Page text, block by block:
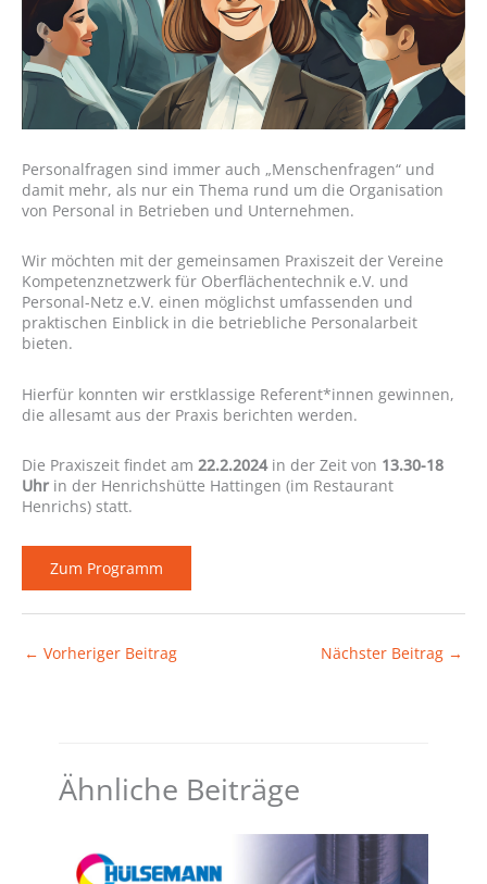
Personalfragen sind immer auch „Menschenfragen“ und
damit mehr, als nur ein Thema rund um die Organisation
von Personal in Betrieben und Unternehmen.
Wir möchten mit der gemeinsamen Praxiszeit der Vereine
Kompetenznetzwerk für Oberflächentechnik e.V. und
Personal-Netz e.V. einen möglichst umfassenden und
praktischen Einblick in die betriebliche Personalarbeit
bieten.
Hierfür konnten wir erstklassige Referent*innen gewinnen,
die allesamt aus der Praxis berichten werden.
Die Praxiszeit findet am 22.2.2024in der Zeit von 13.30-18
Uhr in der Henrichshütte Hattingen (im Restaurant
Henrichs) statt.
Zum Programm
← Vorheriger Beitrag Nächster Beitrag →
Ähnliche Beiträge